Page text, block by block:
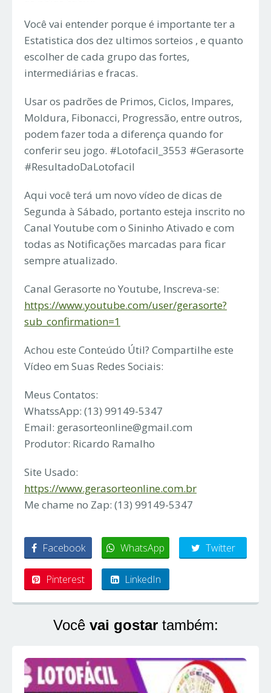
Você vai entender porque é importante ter a
Estatistica dos dez ultimos sorteios , e quanto
escolher de cada grupo das fortes,
intermediárias e fracas.
Usar os padrões de Primos, Ciclos, Impares,
Moldura, Fibonacci, Progressão, entre outros,
podem fazer toda a diferença quando for
conferir seu jogo. #Lotofacil_3553 #Gerasorte
#ResultadoDaLotofacil
Aqui você terá um novo vídeo de dicas de
Segunda à Sábado, portanto esteja inscrito no
Canal Youtube com o Sininho Ativado e com
todas as Notificações marcadas para ficar
sempre atualizado.
Canal Gerasorte no Youtube, Inscreva-se:
https://www.youtube.com/user/gerasorte?
sub_confirmation=1
Achou este Conteúdo Útil? Compartilhe este
Vídeo em Suas Redes Sociais:
Meus Contatos:
WhatssApp: (13) 99149-5347
Email: gerasorteonline@gmail.com
Produtor: Ricardo Ramalho
Site Usado:
https://www.gerasorteonline.com.br
Me chame no Zap: (13) 99149-5347
Facebook WhatsApp Twitter
Pinterest LinkedIn
Você vai gostartambém: